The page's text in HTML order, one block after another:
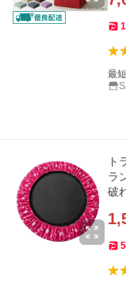
最
ト
ラ
破
5